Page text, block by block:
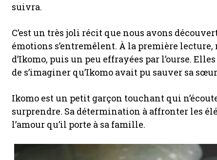
suivra.
C’est un très joli récit que nous avons
émotions s’entremêlent. À la première
d’Ikomo, puis un peu effrayées par l’ourse.
de s’imaginer qu’Ikomo avait pu sauver sa
Ikomo est un petit garçon touchant qui
surprendre. Sa détermination à affronter les
l’amour qu’il porte à sa famille.